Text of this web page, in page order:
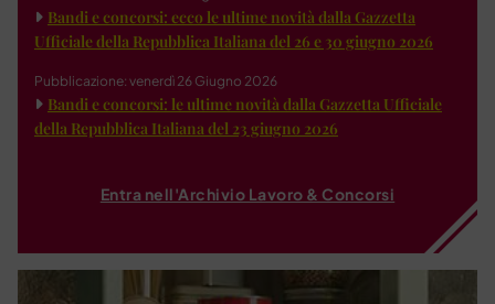
Bandi e concorsi: ecco le ultime novità dalla Gazzetta
Ufficiale della Repubblica Italiana del 26 e 30 giugno 2026
Pubblicazione: venerdì 26 Giugno 2026
Bandi e concorsi: le ultime novità dalla Gazzetta Ufficiale
della Repubblica Italiana del 23 giugno 2026
Entra nell'Archivio Lavoro & Concorsi